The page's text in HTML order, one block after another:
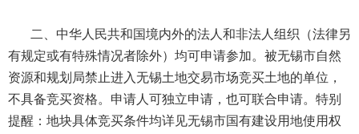
二、中华人民共和国境内外的法人和非法人组织（法律另
有规定或有特殊情况者除外）均可申请参加。被无锡市自然
资源和规划局禁止进入无锡土地交易市场竞买土地的单位，
不具备竞买资格。申请人可独立申请，也可联合申请。特别
提醒：地块具体竞买条件均详见无锡市国有建设用地使用权